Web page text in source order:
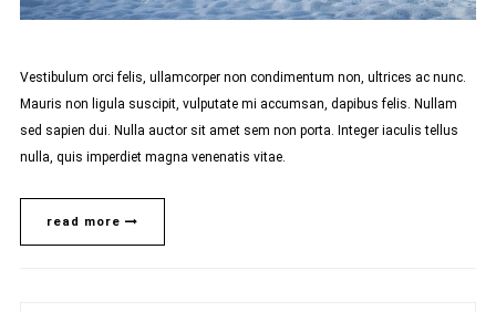
Vestibulum orci felis, ullamcorper non condimentum non, ultrices ac nunc.
Mauris non ligula suscipit, vulputate mi accumsan, dapibus felis. Nullam
sed sapien dui. Nulla auctor sit amet sem non porta. Integer iaculis tellus
nulla, quis imperdiet magna venenatis vitae.
read more